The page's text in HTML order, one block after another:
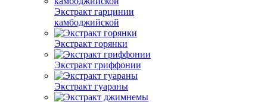
Экстракт гарцинии
камбоджийской
Экстракт горянки
Экстракт гриффонии
Экстракт гуараны